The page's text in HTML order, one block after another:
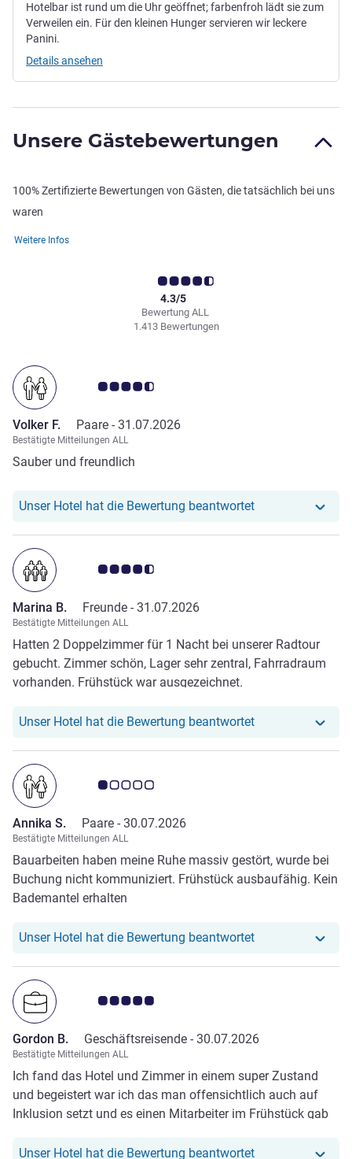
Hotelbar ist rund um die Uhr geöffnet; farbenfroh lädt sie zum
Verweilen ein. Für den kleinen Hunger servieren wir leckere
Panini.
Details ansehen
Unsere Gästebewertungen
100% Zertifizierte Bewertungen von Gästen, die tatsächlich bei uns
waren
Weitere Infos
Bewertung ALL
4.3/5
1.413 Bewertungen
Note Kundenmeinungen 4.5/5
Volker F. Paare - 31.07.2026
Bestätigte Mitteilungen ALL
Sauber und freundlich
Unser Hotel hat die Bewertung beantwortetUnser Hotel hat
Note Kundenmeinungen 4.5/5
Marina B. Freunde - 31.07.2026
Bestätigte Mitteilungen ALL
Hatten 2 Doppelzimmer für 1 Nacht bei unserer Radtour
gebucht. Zimmer schön, Lager sehr zentral, Fahrradraum
vorhanden. Frühstück war ausgezeichnet.
Unser Hotel hat die Bewertung beantwortetUnser Hotel hat
Note Kundenmeinungen 1.0/5
Annika S. Paare - 30.07.2026
Bestätigte Mitteilungen ALL
Bauarbeiten haben meine Ruhe massiv gestört, wurde bei
Buchung nicht kommuniziert. Frühstück ausbaufähig. Kein
Bademantel erhalten
Unser Hotel hat die Bewertung beantwortetUnser Hotel hat
Note Kundenmeinungen 5.0/5
Gordon B. Geschäftsreisende - 30.07.2026
Bestätigte Mitteilungen ALL
Ich fand das Hotel und Zimmer in einem super Zustand
und begeistert war ich das man offensichtlich auch auf
Inklusion setzt und es einen Mitarbeiter im Frühstück gab
muss aber eine Chance hat dort zu arbeiten und seine
Unser Hotel hat die Bewertung beantwortetUnser Hotel hat